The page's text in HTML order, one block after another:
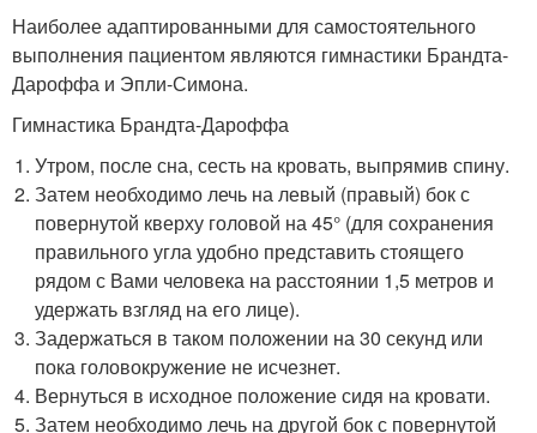
Наиболее адаптированными для самостоятельного
выполнения пациентом являются гимнастики Брандта-
Дароффа и Эпли-Симона.
Гимнастика Брандта-Дароффа
Утром, после сна, сесть на кровать, выпрямив спину.
Затем необходимо лечь на левый (правый) бок с
повернутой кверху головой на 45° (для сохранения
правильного угла удобно представить стоящего
рядом с Вами человека на расстоянии 1,5 метров и
удержать взгляд на его лице).
Задержаться в таком положении на 30 секунд или
пока головокружение не исчезнет.
Вернуться в исходное положение сидя на кровати.
Затем необходимо лечь на другой бок с повернутой